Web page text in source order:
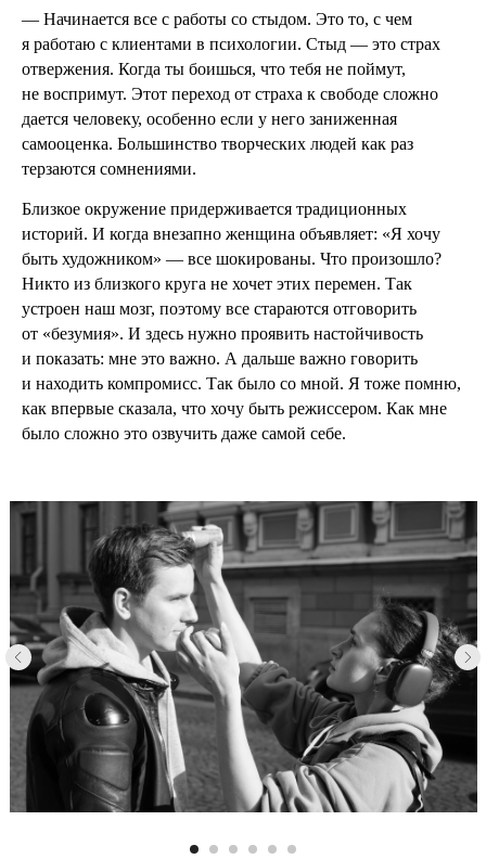
— Начинается все с работы со стыдом. Это то, с чем
я работаю с клиентами в психологии. Стыд — это страх
отвержения. Когда ты боишься, что тебя не поймут,
не воспримут. Этот переход от страха к свободе сложно
дается человеку, особенно если у него заниженная
самооценка. Большинство творческих людей как раз
терзаются сомнениями.
Близкое окружение придерживается традиционных
историй. И когда внезапно женщина объявляет: «Я хочу
быть художником» — все шокированы. Что произошло?
Никто из близкого круга не хочет этих перемен. Так
устроен наш мозг, поэтому все стараются отговорить
от «безумия». И здесь нужно проявить настойчивость
и показать: мне это важно. А дальше важно говорить
и находить компромисс. Так было со мной. Я тоже помню,
как впервые сказала, что хочу быть режиссером. Как мне
было сложно это озвучить даже самой себе.